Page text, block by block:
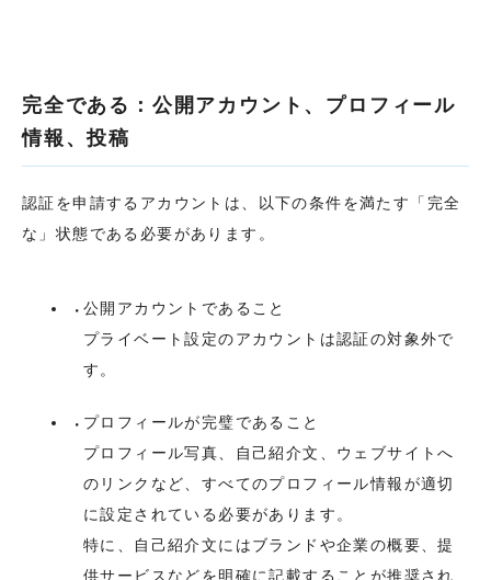
完全である：公開アカウント、プロフィール
情報、投稿
認証を申請するアカウントは、以下の条件を満たす「完全
な」状態である必要があります。
公開アカウントであること
プライベート設定のアカウントは認証の対象外で
す。
プロフィールが完璧であること
プロフィール写真、自己紹介文、ウェブサイトへ
のリンクなど、すべてのプロフィール情報が適切
に設定されている必要があります。
特に、自己紹介文にはブランドや企業の概要、提
供サービスなどを明確に記載することが推奨され